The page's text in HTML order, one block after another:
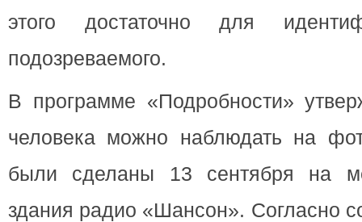
этого достаточно для
подозреваемого.
В программе «Подробности»
человека можно наблюдать на
были сделаны 13 сентября на
здания радио «Шансон». Согласно